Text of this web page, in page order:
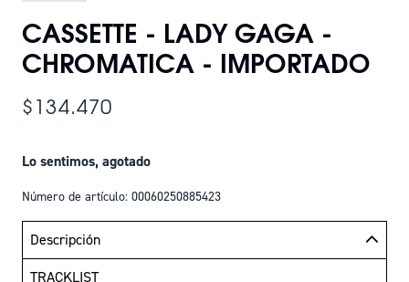
CASSETTE - LADY GAGA -
CHROMATICA - IMPORTADO
$134.470
Lo sentimos, agotado
Número de artículo: 00060250885423
Descripción
TRACKLIST